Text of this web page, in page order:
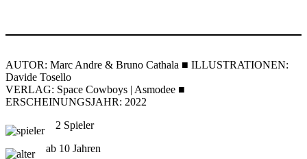
AUTOR: Marc Andre & Bruno Cathala ■ ILLUSTRATIONEN:
Davide Tosello
VERLAG: Space Cowboys | Asmodee ■
ERSCHEINUNGSJAHR: 2022
2 Spieler
ab 10 Jahren